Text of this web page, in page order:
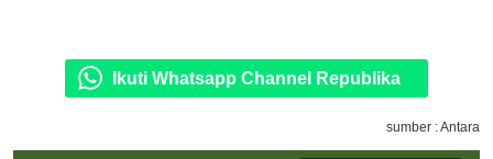
Ikuti Whatsapp Channel Republika
sumber : Antara